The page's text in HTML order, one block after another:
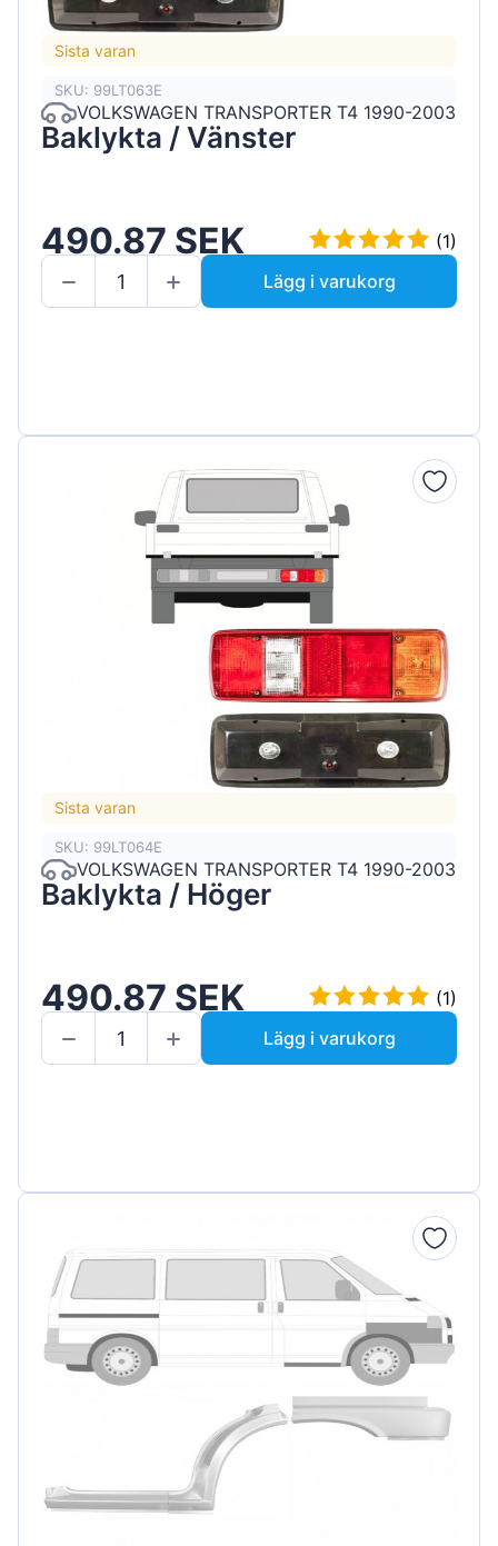
Sista varan
SKU: 99LT063E
VOLKSWAGEN TRANSPORTER T4 1990-2003
Baklykta / Vänster
490.87 SEK
(1)
Lägg i varukorg
Sista varan
SKU: 99LT064E
VOLKSWAGEN TRANSPORTER T4 1990-2003
Baklykta / Höger
490.87 SEK
(1)
Lägg i varukorg